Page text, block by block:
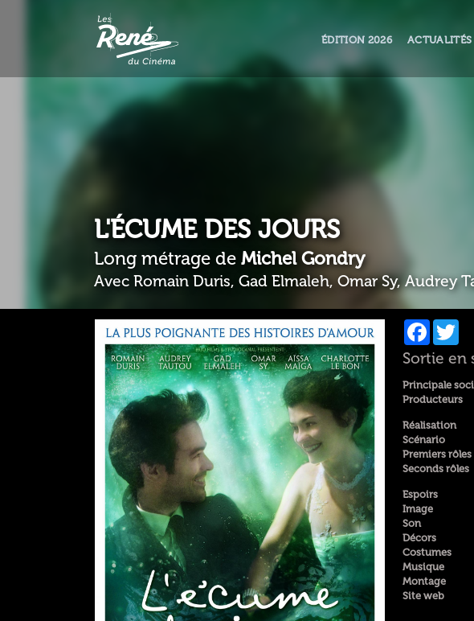
ÉDITION 2026 ACTUALITÉS
L'ÉCUME DES JOURS
Long métrage de Michel Gondry
Avec Romain Duris, Gad Elmaleh, Omar Sy, Audrey
Sortie en
Principale
Producteurs
Réalisation
Scénario
Premiers rôles
Seconds rôles
Espoirs
Image
Son
Décors
Costumes
Musique
Montage
Site web